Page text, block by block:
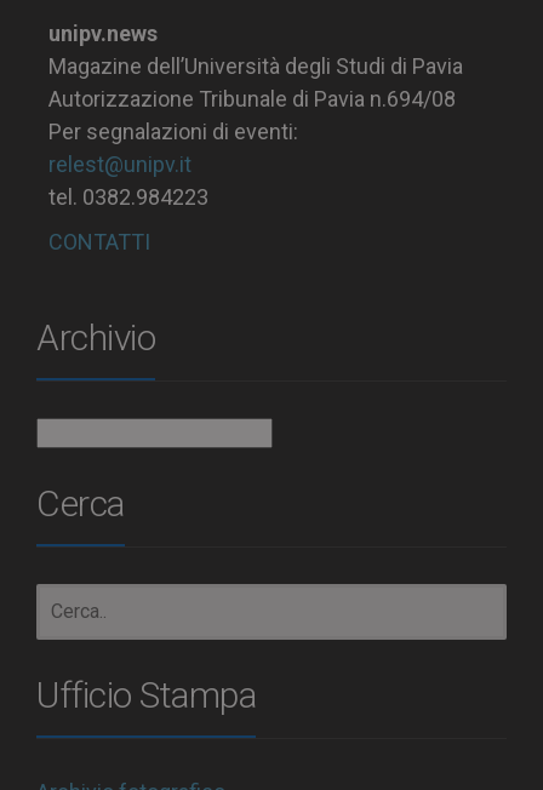
unipv.news
Magazine dell’Università degli Studi di Pavia
Autorizzazione Tribunale di Pavia n.694/08
Per segnalazioni di eventi:
relest@unipv.it
tel. 0382.984223
CONTATTI
Archivio
Cerca
Ufficio Stampa